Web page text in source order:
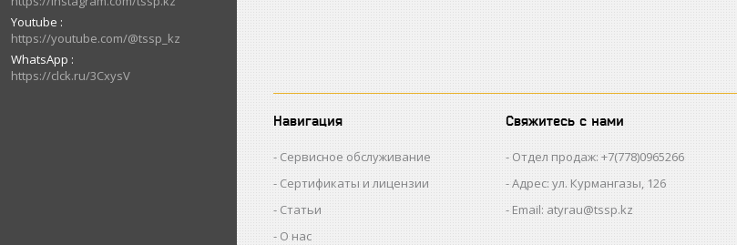
Youtube
https://youtube.com/@tssp_kz
WhatsApp
https://clck.ru/3CxysV
Навигация
Сервисное обслуживание
Сертификаты и лицензии
Статьи
О нас
Свяжитесь с нами
Отдел продаж: +7(778)0965266
Адрес: ул. Курмангазы, 126
Email: atyrau@tssp.kz